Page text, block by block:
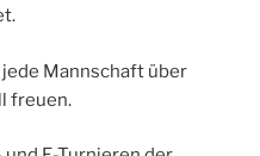
Mannschaft über
freuen.